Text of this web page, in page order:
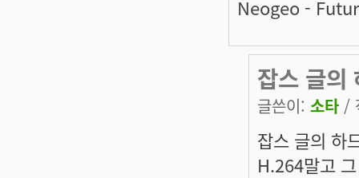
Neogeo -
잡스 글의
글쓴이: 소타 /
잡스 글의 하
H.264말고